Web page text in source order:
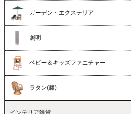
ガーデン・エクステリア
照明
ベビー＆キッズファニチャー
ラタン(籐)
インテリア雑貨